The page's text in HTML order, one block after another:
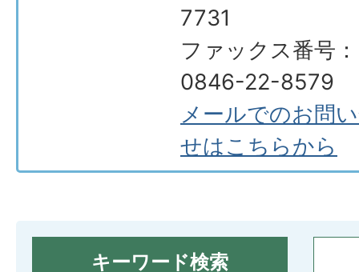
7731
ファックス番号：
0846-22-8579
メールでのお問
せはこちらから
キーワード検索